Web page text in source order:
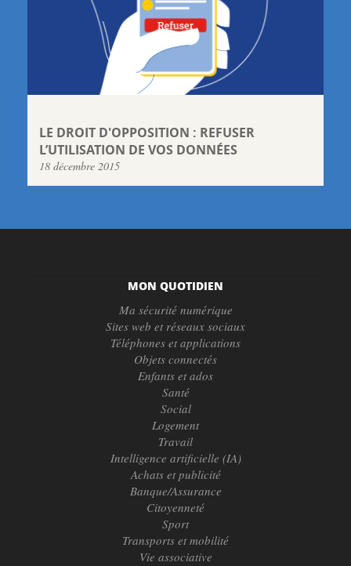
LE DROIT D'OPPOSITION : REFUSER
L’UTILISATION DE VOS DONNÉES
18 décembre 2015
MON QUOTIDIEN
Ma sécurité numérique
Sites web et réseaux sociaux
Téléphones et applications
Objets connectés
Enfants et ados
Santé
Social
Logement
Travail
Intelligence artificielle (IA)
Achats et publicité
Banque/Assurance
Citoyenneté
Sport
Transports et mobilité
Vie associative